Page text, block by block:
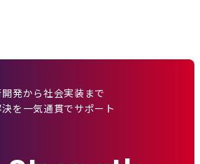
開発から社会実装まで
を一気通貫でサポート